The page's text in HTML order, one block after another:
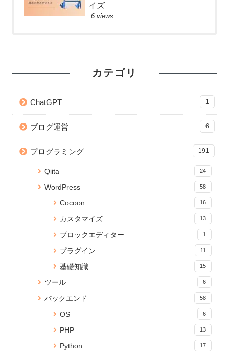
イズ
6 views
ファイルを実行！同期・非同期
React プロジェクトの関数名や
【JavaScript】iframeのコンテ
ンツの読み込みが終わったらイ
ベントを発火する
【無料】ブラウザでPDFに透か
し文字を追加できる「PDF透か
Anaconda のアップデートが終
ファイルを実行！同期・非同期
【CSS】画像を横幅いっぱいに
Jupyter Notebook を「.py」の
Pythonで実行可能なコードに変
yml ファイルから Anaconda 仮
想環境をつくる
15967 views
【JavaScript】iframeのコンテ
ンツの読み込みが終わったらイ
Cannot connect to the Docker
daemon でDockerコマンドが効
ンツの読み込みが終わったらイ
WordPress 編集画面を便利にカ
スタマイズ！add_meta_boxes
Cocoon SNS フォローボタンを
カスタマイズ
2 views
【React】フォルダ構成のベス
xargsコマンドで標準出力をパ
カテゴリ
ChatGPT 1
ブログ運営 6
プログラミング 191
Qiita 24
WordPress 58
Cocoon 16
カスタマイズ 13
ブロックエディター 1
プラグイン 11
基礎知識 15
ツール 6
バックエンド 58
OS 6
PHP 13
Python 17